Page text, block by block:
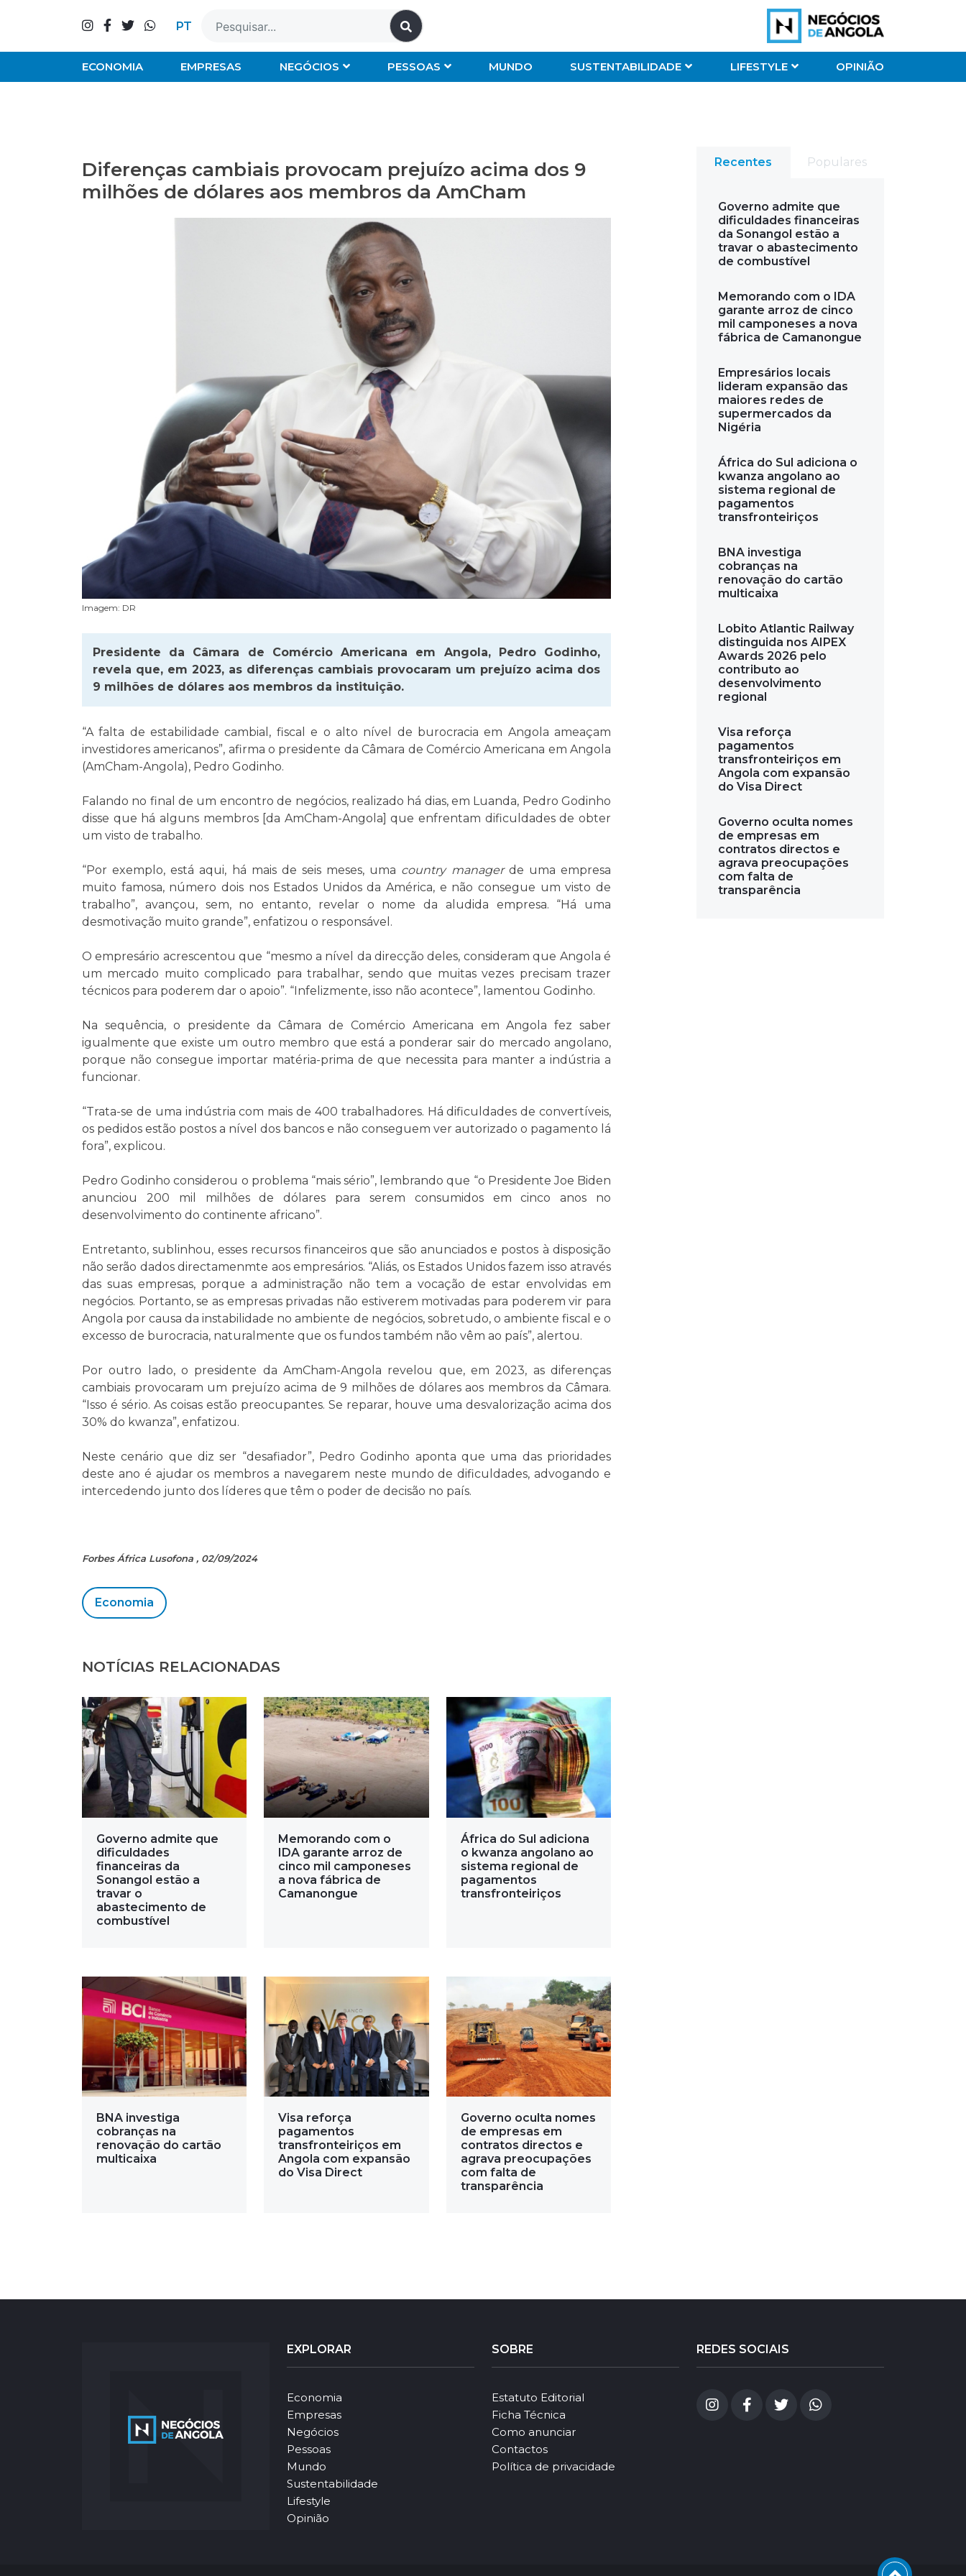
PT
ECONOMIA EMPRESAS NEGÓCIOS PESSOAS MUNDO SUSTENTABILIDADE LIFESTYLE OPINIÃO
Diferenças cambiais provocam prejuízo acima dos 9
milhões de dólares aos membros da AmCham
Imagem: DR
Presidente da Câmara de Comércio Americana em Angola, Pedro Godinho,
revela que, em 2023, as diferenças cambiais provocaram um prejuízo acima dos
9 milhões de dólares aos membros da instituição.
“A falta de estabilidade cambial, fiscal e o alto nível de burocracia em Angola ameaçam
investidores americanos”, afirma o presidente da Câmara de Comércio Americana em Angola
(AmCham-Angola), Pedro Godinho.
Falando no final de um encontro de negócios, realizado há dias, em Luanda, Pedro Godinho
disse que há alguns membros [da AmCham-Angola] que enfrentam dificuldades de obter
um visto de trabalho.
“Por exemplo, está aqui, há mais de seis meses, uma country managerde uma empresa
muito famosa, número dois nos Estados Unidos da América, e não consegue um visto de
trabalho”, avançou, sem, no entanto, revelar o nome da aludida empresa. “Há uma
desmotivação muito grande”, enfatizou o responsável.
O empresário acrescentou que “mesmo a nível da direcção deles, consideram que Angola é
um mercado muito complicado para trabalhar, sendo que muitas vezes precisam trazer
técnicos para poderem dar o apoio”. “Infelizmente, isso não acontece”, lamentou Godinho.
Na sequência, o presidente da Câmara de Comércio Americana em Angola fez saber
igualmente que existe um outro membro que está a ponderar sair do mercado angolano,
porque não consegue importar matéria-prima de que necessita para manter a indústria a
funcionar.
“Trata-se de uma indústria com mais de 400 trabalhadores. Há dificuldades de convertíveis,
os pedidos estão postos a nível dos bancos e não conseguem ver autorizado o pagamento lá
fora”, explicou.
Pedro Godinho considerou o problema “mais sério”, lembrando que “o Presidente Joe Biden
anunciou 200 mil milhões de dólares para serem consumidos em cinco anos no
desenvolvimento do continente africano”.
Entretanto, sublinhou, esses recursos financeiros que são anunciados e postos à disposição
não serão dados directamenmte aos empresários. “Aliás, os Estados Unidos fazem isso através
das suas empresas, porque a administração não tem a vocação de estar envolvidas em
negócios. Portanto, se as empresas privadas não estiverem motivadas para poderem vir para
Angola por causa da instabilidade no ambiente de negócios, sobretudo, o ambiente fiscal e o
excesso de burocracia, naturalmente que os fundos também não vêm ao país”, alertou.
Por outro lado, o presidente da AmCham-Angola revelou que, em 2023, as diferenças
cambiais provocaram um prejuízo acima de 9 milhões de dólares aos membros da Câmara.
“Isso é sério. As coisas estão preocupantes. Se reparar, houve uma desvalorização acima dos
30% do kwanza”, enfatizou.
Neste cenário que diz ser “desafiador”, Pedro Godinho aponta que uma das prioridades
deste ano é ajudar os membros a navegarem neste mundo de dificuldades, advogando e
intercedendo junto dos líderes que têm o poder de decisão no país.
Forbes África Lusofona , 02/09/2024
Economia
NOTÍCIAS RELACIONADAS
Governo admite que
dificuldades
financeiras da
Sonangol estão a
travar o
abastecimento de
combustível
Memorando com o
IDA garante arroz de
cinco mil camponeses
a nova fábrica de
Camanongue
África do Sul adiciona
o kwanza angolano ao
sistema regional de
pagamentos
transfronteiriços
BNA investiga
cobranças na
renovação do cartão
multicaixa
Visa reforça
pagamentos
transfronteiriços em
Angola com expansão
do Visa Direct
Governo oculta nomes
de empresas em
contratos directos e
agrava preocupações
com falta de
transparência
Recentes Populares
Governo admite que
dificuldades financeiras
da Sonangol estão a
travar o abastecimento
de combustível
Memorando com o IDA
garante arroz de cinco
mil camponeses a nova
fábrica de Camanongue
Empresários locais
lideram expansão das
maiores redes de
supermercados da
Nigéria
África do Sul adiciona o
kwanza angolano ao
sistema regional de
pagamentos
transfronteiriços
BNA investiga
cobranças na
renovação do cartão
multicaixa
Lobito Atlantic Railway
distinguida nos AIPEX
Awards 2026 pelo
contributo ao
desenvolvimento
regional
Visa reforça
pagamentos
transfronteiriços em
Angola com expansão
do Visa Direct
Governo oculta nomes
de empresas em
contratos directos e
agrava preocupações
com falta de
transparência
EXPLORAR
Economia
Empresas
Negócios
Pessoas
Mundo
Sustentabilidade
Lifestyle
Opinião
SOBRE
Estatuto Editorial
Ficha Técnica
Como anunciar
Contactos
Política de privacidade
REDES SOCIAIS